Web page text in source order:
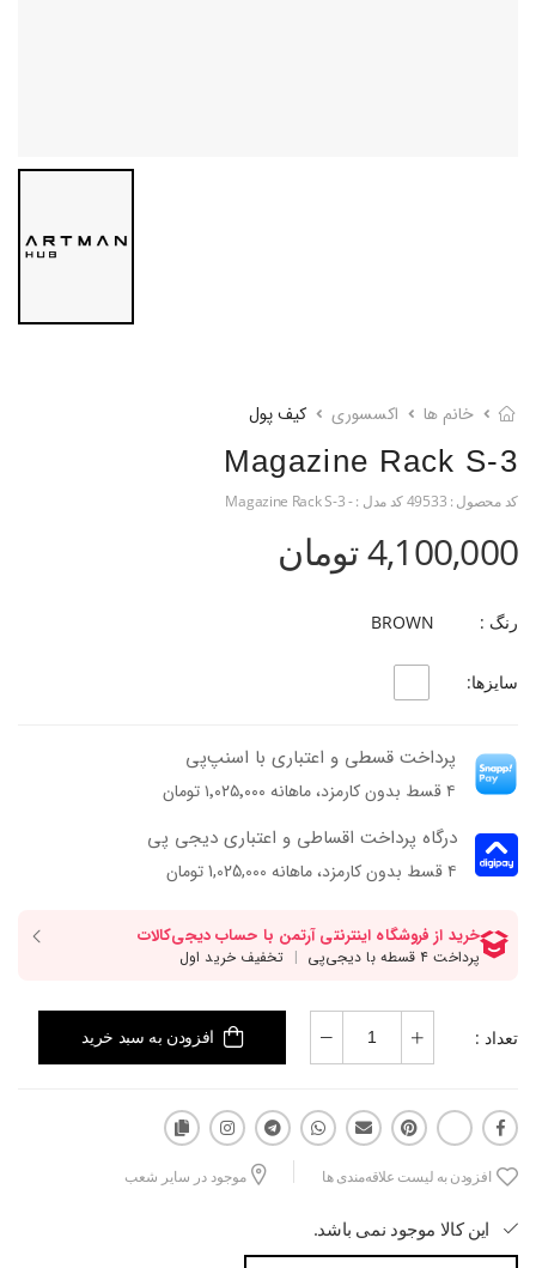
خانم ها اکسسوری کیف پول
Magazine Rack S-3
کد محصول : 49533کد مدل :- Magazine Rack S-3
4,100,000 تومان
رنگ : BROWN
سایزها:
پرداخت قسطی و اعتباری با اسنپ‌پی
۴ قسط بدون کارمزد، ماهانه ۱٬۰۲۵٬۰۰۰ تومان
درگاه پرداخت اقساطی و اعتباری دیجی پی
۴ قسط بدون کارمزد، ماهانه 1,025,000 تومان
تعداد : افزودن به سبد خرید
افزودن به لیست علاقه‌مندی ها موجود در سایر شعب
این کالا موجود نمی باشد.